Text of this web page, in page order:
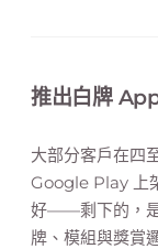
推出白牌
大部分客戶在四
Google Play 上
好——剩下的，
牌、模組與獎賞